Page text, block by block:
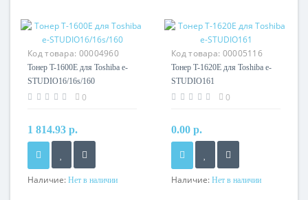
Код товара: 00004960
Тонер T-1600E для Toshiba e-
STUDIO16/16s/160
0
1 814.93 р.
Наличие: Нет в наличии
Код товара: 00005116
Тонер T-1620E для Toshiba e-
STUDIO161
0
0.00 р.
Наличие: Нет в наличии